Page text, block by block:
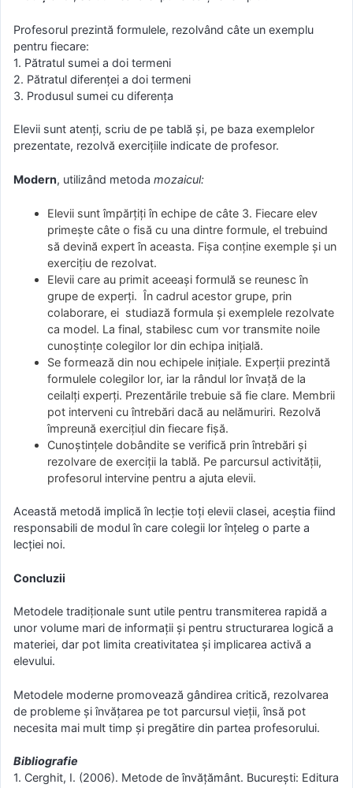
Profesorul prezintă formulele, rezolvând câte un exemplu
pentru fiecare:
1. Pătratul sumei a doi termeni
2. Pătratul diferenței a doi termeni
3. Produsul sumei cu diferența
Elevii sunt atenți, scriu de pe tablă și, pe baza exemplelor
prezentate, rezolvă exercițiile indicate de profesor.
Modern, utilizând metoda mozaicul:
Elevii sunt împărțiți în echipe de câte 3. Fiecare elev
primește câte o fisă cu una dintre formule, el trebuind
să devină expert în aceasta. Fișa conține exemple și un
exercițiu de rezolvat.
Elevii care au primit aceeași formulă se reunesc în
grupe de experți. În cadrul acestor grupe, prin
colaborare, ei studiază formula și exemplele rezolvate
ca model. La final, stabilesc cum vor transmite noile
cunoștințe colegilor lor din echipa inițială.
Se formează din nou echipele inițiale. Experții prezintă
formulele colegilor lor, iar la rândul lor învață de la
ceilalți experți. Prezentările trebuie să fie clare. Membrii
pot interveni cu întrebări dacă au nelămuriri. Rezolvă
împreună exercițiul din fiecare fișă.
Cunoștințele dobândite se verifică prin întrebări și
rezolvare de exerciții la tablă. Pe parcursul activității,
profesorul intervine pentru a ajuta elevii.
Această metodă implică în lecție toți elevii clasei, aceștia fiind
responsabili de modul în care colegii lor înțeleg o parte a
lecției noi.
Concluzii
Metodele tradiționale sunt utile pentru transmiterea rapidă a
unor volume mari de informații și pentru structurarea logică a
materiei, dar pot limita creativitatea și implicarea activă a
elevului.
Metodele moderne promovează gândirea critică, rezolvarea
de probleme și învățarea pe tot parcursul vieții, însă pot
necesita mai mult timp și pregătire din partea profesorului.
Bibliografie
1. Cerghit, I. (2006). Metode de învățământ. București: Editura